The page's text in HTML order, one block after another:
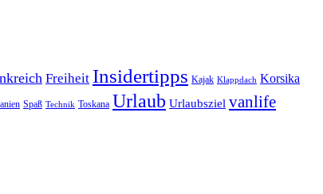
Freiheit Insidertipps Kajak Klappdach Korsika
Spaß Technik Toskana Urlaub Urlaubsziel vanlife